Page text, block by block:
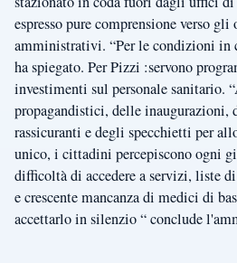
espresso pure comprensione verso
amministrativi. “Per le condizioni in
ha spiegato. Per Pizzi :servono
investimenti sul personale sanitario.
propagandistici, delle inaugurazioni,
rassicuranti e degli specchietti per
unico, i cittadini percepiscono ogni
difficoltà di accedere a servizi, liste
e crescente mancanza di medici di
accettarlo in silenzio “ conclude